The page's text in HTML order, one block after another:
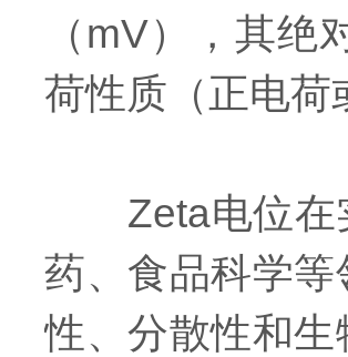
（mV），其
荷性质（正电荷
Zeta电位在实
药、食品科学
性、分散性和